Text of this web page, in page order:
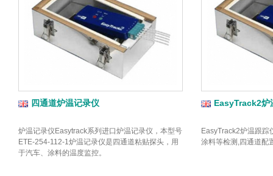
四通道炉温记录仪
炉温记录仪Easytrack系列进口炉温记录仪，本型号
ETE-254-112-1炉温记录仪是四通道粘贴探头，用
于汽车、涂料的温度监控。
EasyTrack2炉
EasyTrack2炉温跟踪
涂料等检测,四通道配